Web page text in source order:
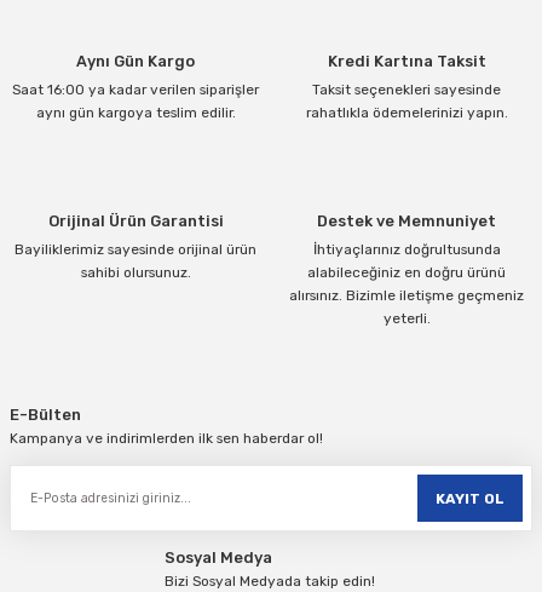
Ürün açıklamasında eksik bilgiler bulunuyor.
Ürün bilgilerinde hatalar bulunuyor.
Aynı Gün Kargo
Saat 16:00 ya kadar verilen siparişler
aynı gün kargoya teslim edilir.
Kredi Kartına Taksit
Taksit seçenekleri sayesinde
rahatlıkla ödemelerinizi yapın.
Orijinal Ürün Garantisi
Bayiliklerimiz sayesinde orijinal ürün
sahibi olursunuz.
Destek ve Memnuniyet
İhtiyaçlarınız doğrultusunda
alabileceğiniz en doğru ürünü
alırsınız. Bizimle iletişme geçmeniz
yeterli.
E-Bülten
Kampanya ve indirimlerden ilk sen haberdar ol!
KAYIT OL
Sosyal Medya
Bizi Sosyal Medyada takip edin!